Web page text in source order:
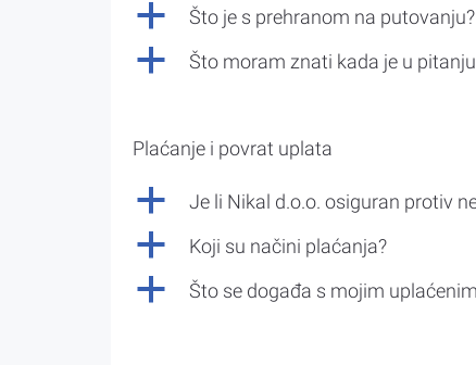
a Što je s prehranom na putovanju?
a Što moram znati kada je u
Plaćanje i povrat uplata
a Je li Nikal d.o.o. osiguran protiv
a Koji su načini plaćanja?
a Što se događa s mojim